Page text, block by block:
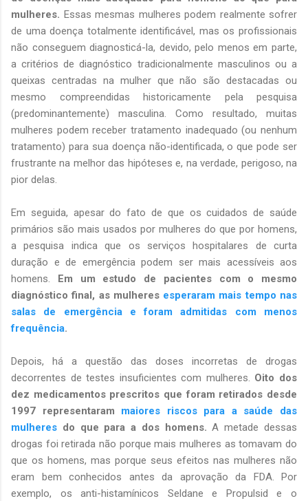
mulheres. Essas mesmas mulheres podem realmente sofrer
de uma doença totalmente identificável, mas os profissionais
não conseguem diagnosticá-la, devido, pelo menos em parte,
a critérios de diagnóstico tradicionalmente masculinos ou a
queixas centradas na mulher que não são destacadas ou
mesmo compreendidas historicamente pela pesquisa
(predominantemente) masculina. Como resultado, muitas
mulheres podem receber tratamento inadequado (ou nenhum
tratamento) para sua doença não-identificada, o que pode ser
frustrante na melhor das hipóteses e, na verdade, perigoso, na
pior delas.
Em seguida, apesar do fato de que os cuidados de saúde
primários são mais usados ​​por mulheres do que por homens,
a pesquisa indica que os serviços hospitalares de curta
duração e de emergência podem ser mais acessíveis aos
homens. Em um estudo de pacientes com o mesmo
diagnóstico final, as mulheres esperaram mais tempo nas
salas de emergência e foram admitidas com menos
frequência.
Depois, há a questão das doses incorretas de drogas
decorrentes de testes insuficientes com mulheres. Oito dos
dez medicamentos prescritos que foram retirados desde
1997 representaram maiores riscos para a saúde das
mulheres do que para a dos homens. A metade dessas
drogas foi retirada não porque mais mulheres as tomavam do
que os homens, mas porque seus efeitos nas mulheres não
eram bem conhecidos antes da aprovação da FDA. Por
exemplo, os anti-histamínicos Seldane e Propulsid e o